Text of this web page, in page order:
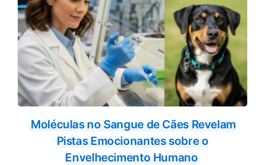
Moléculas no Sangue de Cães Revelam
Pistas Emocionantes sobre o
Envelhecimento Humano